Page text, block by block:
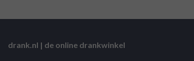
drank.nl | de online drankwinkel